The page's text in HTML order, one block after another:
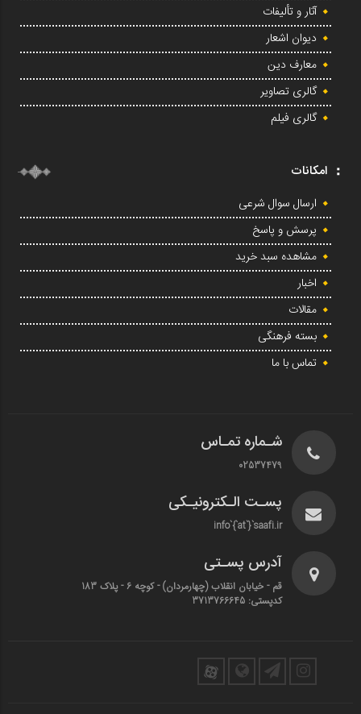
آثار و تألیفات
دیوان اشعار
معارف دین
گالری تصاویر
گالری فیلم
امکانات
ارسال سوال شرعی
پرسش و پاسخ
مشاهده سبد خرید
اخبار
مقالات
بسته فرهنگی
تماس با ما
شـماره تمـاس
02537479
پسـت الـکترونیـکی
info`{`at`}`saafi.ir
آدرس پسـتی
قم - خیابان انقلاب (چهارمردان)‌ - کوچه 6 - پلاک 183
کدپستی: 3713766645